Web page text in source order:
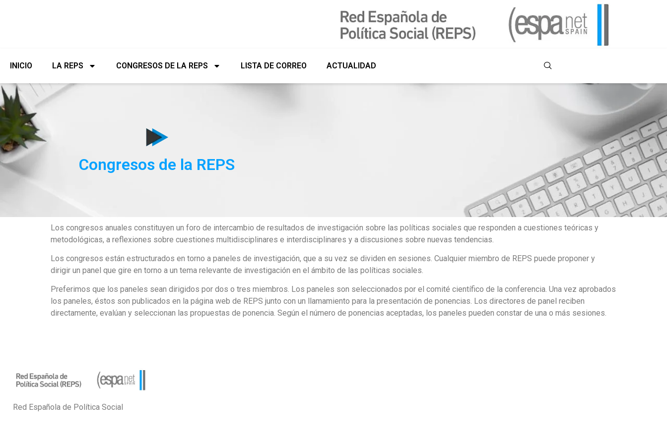
INICIO LA REPS CONGRESOS DE LA REPS LISTA DE CORREO ACTUALIDAD
Congresos de la REPS
Los congresos anuales constituyen un foro de intercambio de resultados de investigación sobre las políticas sociales que responden a cuestiones teóricas y
metodológicas, a reflexiones sobre cuestiones multidisciplinares e interdisciplinares y a discusiones sobre nuevas tendencias.
Los congresos están estructurados en torno a paneles de investigación, que a su vez se dividen en sesiones. Cualquier miembro de REPS puede proponer y
dirigir un panel que gire en torno a un tema relevante de investigación en el ámbito de las políticas sociales.
Preferimos que los paneles sean dirigidos por dos o tres miembros. Los paneles son seleccionados por el comité científico de la conferencia. Una vez aprobados
los paneles, éstos son publicados en la página web de REPS junto con un llamamiento para la presentación de ponencias. Los directores de panel reciben
directamente, evalúan y seleccionan las propuestas de ponencia. Según el número de ponencias aceptadas, los paneles pueden constar de una o más sesiones.
Red Española de Política Social